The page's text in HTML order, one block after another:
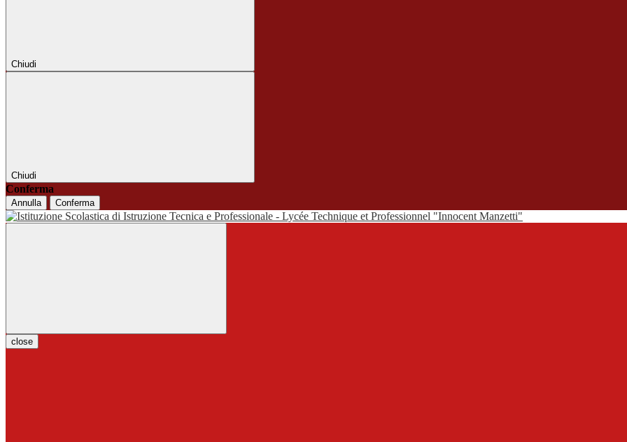
Chiudi
Chiudi
Conferma
Annulla Conferma
close